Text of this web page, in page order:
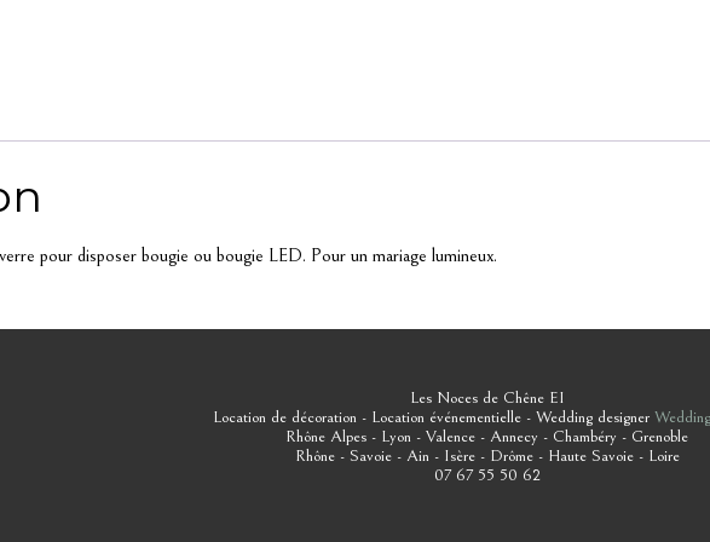
pour disposer bougie ou bougie LED. Pour un mariage lumineux.
Les Noces de Chêne EI
Location de décoration - Location événementielle - Wedding designer
Rhône Alpes - Lyon - Valence - Annecy - Chambéry - Grenoble
Rhône - Savoie - Ain - Isère - Drôme - Haute Savoie - Loire
07 67 55 50 62